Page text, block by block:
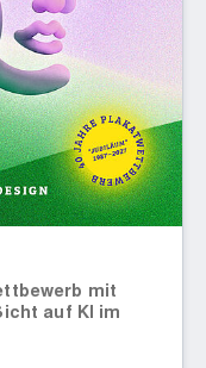
mit
auf KI im